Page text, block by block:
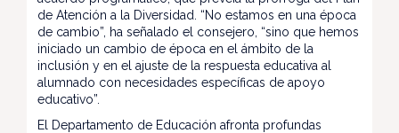
de Atención a la Diversidad. “No estamos en una época
de cambio”, ha señalado el consejero, “sino que hemos
iniciado un cambio de época en el ámbito de la
inclusión y en el ajuste de la respuesta educativa al
alumnado con necesidades específicas de apoyo
educativo”.
El Departamento de Educación afronta profundas